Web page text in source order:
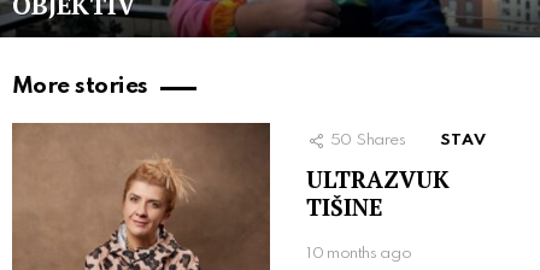
More stories
50 Shares STAV
ULTRAZVUK
TIŠINE
10 months ago